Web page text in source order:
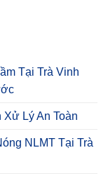
Tại Trà Vinh
Lý An Toàn
NLMT Tại Trà